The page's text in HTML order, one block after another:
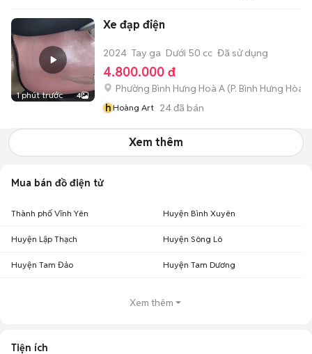
1 phút trước 4
Xe đạp điện
2024 Tay ga Dưới 50 cc Đã sử dụng
4.800.000 đ
Phường Bình Hưng Hoà A (P. Bình Hưng Hòa
hHoàng Art 24đã bán
Xem thêm
Mua bán đồ điện tử
Thành phố Vĩnh Yên Huyện Bình Xuyên
Huyện Lập Thạch Huyện Sông Lô
Huyện Tam Đảo Huyện Tam Dương
Xem thêm
Tiện ích